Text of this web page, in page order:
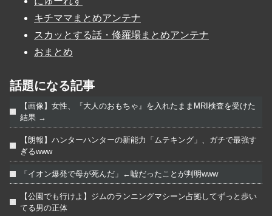
キチママまとめアンテナ
スカッとする話・修羅場まとめアンテナ
おまとめ
話題になる記事
【画像】女性、『大人のおもちゃ』を入れたままMRI検査を受けた
結果 →
【朗報】ハンターハンターの新能力「ムテキング」、ガチで最強す
ぎるwww
「イオン爆発で母が死んだ」←嘘だったことが判明www
【公園でも行けよ】ジムのランニングマシーン占拠してずっと歩い
てる男の正体